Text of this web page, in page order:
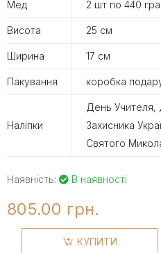
Мед 2 шт по 440
Висота 25 см
Ширина 17 см
Пакування коробка
Наліпки
День Учителя,
Захисника
Святого
Наявність: В наявності
805.00 грн.
КУПИТИ